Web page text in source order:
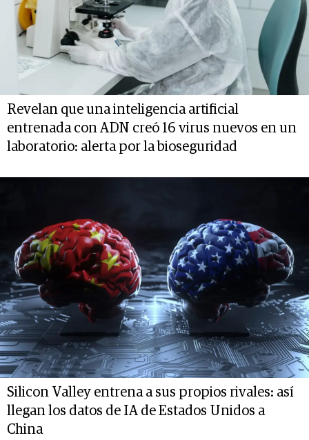
Revelan que una inteligencia artificial
entrenada con ADN creó 16 virus nuevos en un
laboratorio: alerta por la bioseguridad
Silicon Valley entrena a sus propios rivales: así
llegan los datos de IA de Estados Unidos a
China